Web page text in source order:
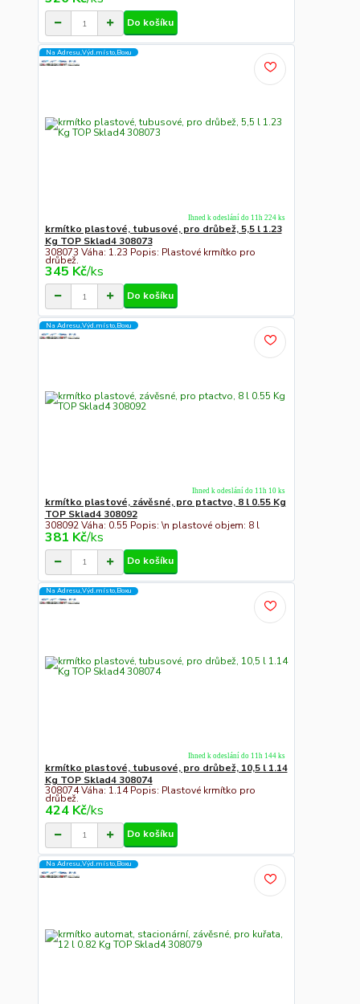
Do košíku
Na Adresu,Výd.místo,Boxu
krmítko plastové, tubusové, pro drůbež, 5,5 l 1.23
Kg TOP Sklad4 308073
308073 Váha: 1.23 Popis: Plastové krmítko pro
drůbež.
345 Kč/ks
Ihned k odeslání do 11h 224 ks
Do košíku
Na Adresu,Výd.místo,Boxu
krmítko plastové, závěsné, pro ptactvo, 8 l 0.55 Kg
TOP Sklad4 308092
308092 Váha: 0.55 Popis: \n plastové objem: 8 l
381 Kč/ks
Ihned k odeslání do 11h 10 ks
Do košíku
Na Adresu,Výd.místo,Boxu
krmítko plastové, tubusové, pro drůbež, 10,5 l 1.14
Kg TOP Sklad4 308074
308074 Váha: 1.14 Popis: Plastové krmítko pro
drůbež.
424 Kč/ks
Ihned k odeslání do 11h 144 ks
Do košíku
Na Adresu,Výd.místo,Boxu